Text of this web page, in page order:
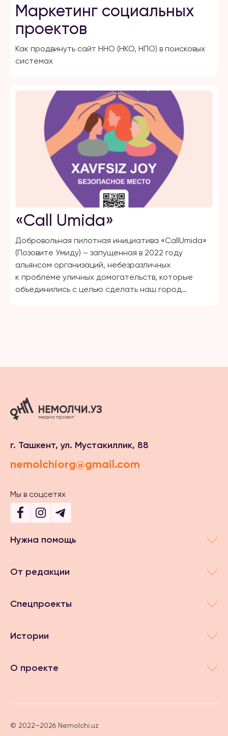
Маркетинг социальных
проектов
Как продвинуть сайт ННО (НКО, НПО) в поисковых
системах
«Call Umida»
Добровольная пилотная инициатива «СallUmida»
(Позовите Умиду) – запущенная в 2022 году
альянсом организаций, небезразличных
к проблеме уличных домогательств, которые
объединились с целью сделать наш город
г. Ташкент, ул. Мустакиллик, 88
nemolchiorg@gmail.com
Мы в соцсетях
Нужна помощь
От редакции
Спецпроекты
Истории
О проекте
© 2022–2026 Nemolchi.uz